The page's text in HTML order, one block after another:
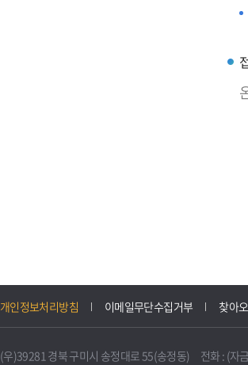
개인정보처리방침 이메일무단수집거부 찾아
(우)39281 경북 구미시 송정대로 55(송정동) 전화 : (